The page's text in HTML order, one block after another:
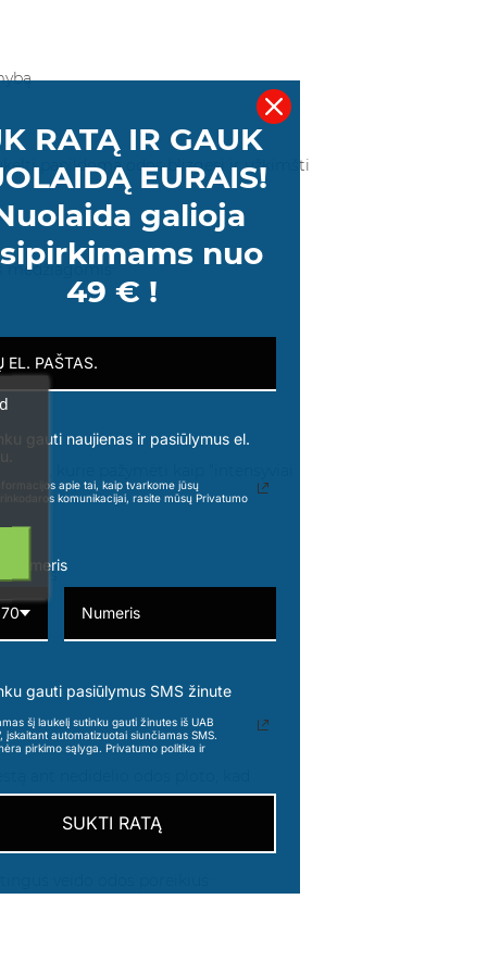
papildomą odos blizgesį ir užkimšti
medžiagomis:
kurie pažymėti kaip "intensyviai
dalys:
ant nedidelio odos ploto, kad
RATĄ IR GAUK
EURAIS!
galioja
nuo
49 € !
gauti naujienas ir pasiūlymus el.
apie tai, kaip tvarkome jūsų
rinkodaros komunikacijai, rasite mūsų Privatumo
numeris
gauti pasiūlymus SMS žinute
šį laukelį sutinku gauti žinutes iš UAB
įskaitant automatizuotai siunčiamas SMS.
pirkimo sąlyga. Privatumo politika ir
SUKTI RATĄ